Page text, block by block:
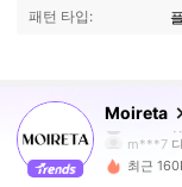
패턴 타입:
Moireta
4.88
m***7
4.88
최근